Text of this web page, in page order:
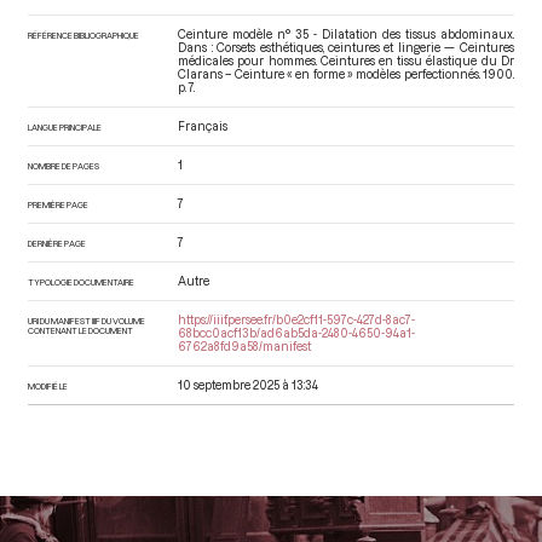
RÉFÉRENCE BIBLIOGRAPHIQUE
Ceinture modèle n° 35 - Dilatation des tissus abdominaux.
Dans : Corsets esthétiques, ceintures et lingerie — Ceintures
médicales pour hommes. Ceintures en tissu élastique du Dr
Clarans – Ceinture « en forme » modèles perfectionnés. 1900.
p. 7.
LANGUE PRINCIPALE Français
NOMBRE DE PAGES 1
PREMIÈRE PAGE 7
DERNIÈRE PAGE 7
TYPOLOGIE DOCUMENTAIRE Autre
URI DU MANIFEST IIIF DU VOLUME
CONTENANT LE DOCUMENT
https://iiif.persee.fr/b0e2cf11-597c-427d-8ac7-
68bcc0acf13b/ad6ab5da-2480-4650-94a1-
6762a8fd9a58/manifest
MODIFIÉ LE 10 septembre 2025 à 13:34